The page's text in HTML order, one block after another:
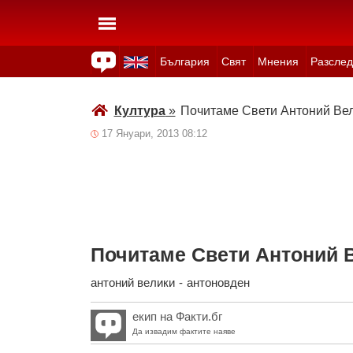
България Свят Мнения
Култура» Почитаме Свети Антоний
17 Януари, 2013 08:12
Почитаме Свети Антоний
антоний велики - антоновден
екип на Факти.бг
Да извадим фактите наяве